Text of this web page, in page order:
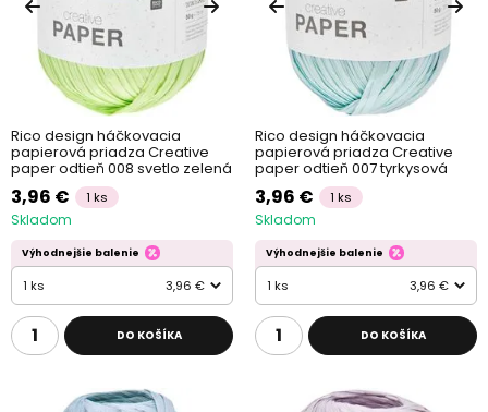
Rico design háčkovacia
papierová priadza Creative
paper odtieň 008 svetlo zelená
3,96 € 1 ks
Skladom
Výhodnejšie balenie
1 ks 3,96 €
DO KOŠÍKA
Rico design háčkovacia
papierová priadza Creative
paper odtieň 007 tyrkysová
3,96 € 1 ks
Skladom
Výhodnejšie balenie
1 ks 3,96 €
DO KOŠÍKA